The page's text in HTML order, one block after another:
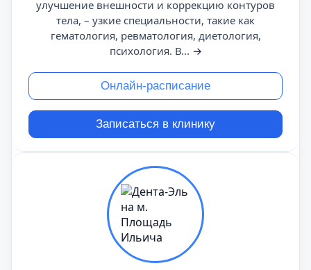
улучшение внешности и коррекцию контуров
тела, – узкие специальности, такие как
гематология, ревматология, диетология,
психология. В... →
Онлайн-расписание
Записаться в клинику